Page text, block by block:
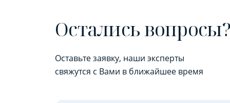
Остались
Оставьте заявку, наши эксперты
свяжутся с Вами в ближайшее время